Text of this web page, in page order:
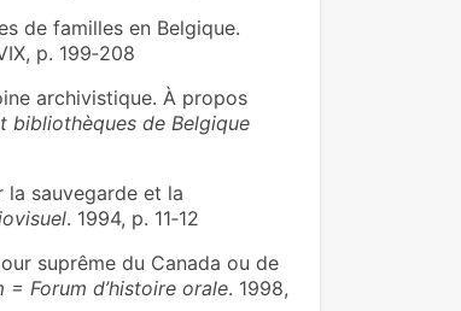
de familles en Belgique.
p. 199‑208
archivistique. À propos
bibliothèques de Belgique
la sauvegarde et la
. 1994, p. 11‑12
suprême du Canada ou de
= Forum d’histoire orale. 1998,